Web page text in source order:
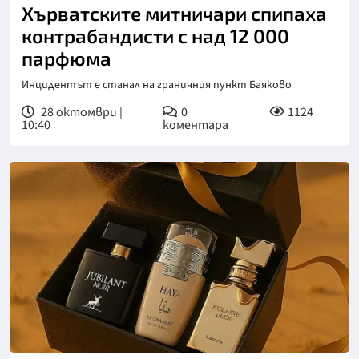
Хърватските митничари спипаха
контрабандисти с над 12 000
парфюма
Инцидентът е станал на граничния пункт Баяково
28 октомври |
10:40
0
коментара
1124